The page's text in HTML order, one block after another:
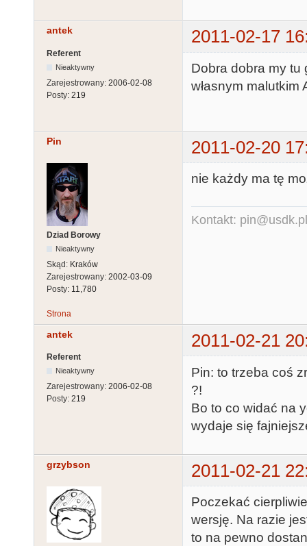
antek 2011-02-17
Referent
Nieaktywny
Zarejestrowany: 2006-02-08
Posty: 219
Dobra dobra my tu
własnym malutkim
Pin 2011-02-20
Dziad Borowy
Nieaktywny
Skąd: Kraków
Zarejestrowany: 2002-03-09
Posty: 11,780
nie każdy ma tę
Kontakt: pin@usdk.pl
Strona
antek 2011-02-21
Referent
Nieaktywny
Zarejestrowany: 2006-02-08
Posty: 219
Pin: to trzeba coś
?!
Bo to co widać na
wydaje się
grzybson 2011-02-21
Poczekać
wersję. Na razie
to na pewno